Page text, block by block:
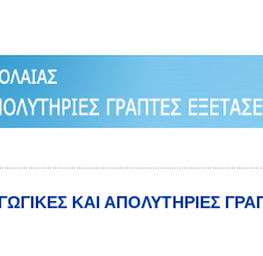
ΚΑΙ ΑΠΟΛΥΤΗΡΙΕΣ